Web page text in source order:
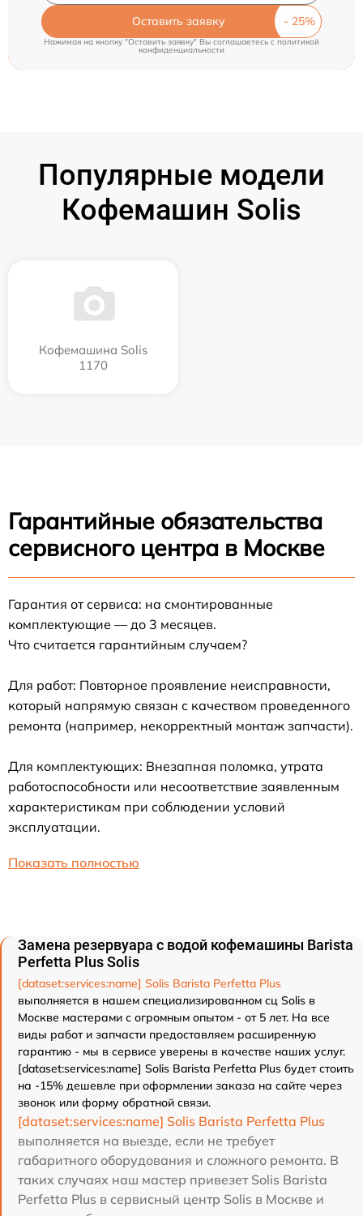
Оставить заявку
Нажимая на кнопку "Оставить заявку" Вы соглашаетесь cполитикой
конфиденциальности
Популярные модели
Кофемашин Solis
Кофемашина Solis
1170
Гарантийные обязательства
сервисного центра в Москве
Гарантия от сервиса: на смонтированные
комплектующие — до 3 месяцев.
Что считается гарантийным случаем?
Для работ: Повторное проявление неисправности,
который напрямую связан с качеством проведенного
ремонта (например, некорректный монтаж запчасти).
Для комплектующих: Внезапная поломка, утрата
работоспособности или несоответствие заявленным
характеристикам при соблюдении условий
эксплуатации.
Показать полностью
Замена резервуара с водой кофемашины Barista
Perfetta Plus Solis
[dataset:services:name] Solis Barista Perfetta Plus
выполняется в нашем специализированном сц Solis в
Москве мастерами с огромным опытом - от 5 лет. На все
виды работ и запчасти предоставляем расширенную
гарантию - мы в сервисе уверены в качестве наших услуг.
[dataset:services:name] Solis Barista Perfetta Plus будет стоить
на -15% дешевле при оформлении заказа на сайте через
звонок или форму обратной связи.
[dataset:services:name] Solis Barista Perfetta Plus
выполняется на выезде, если не требует
габаритного оборудования и сложного ремонта. В
таких случаях наш мастер привезет Solis Barista
Perfetta Plus в сервисный центр Solis в Москве и